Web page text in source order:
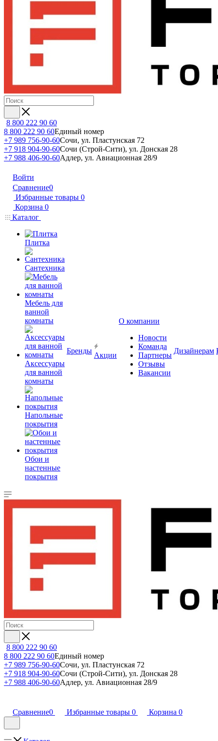
8 800 222 90 60
8 800 222 90 60Единый номер
+7 989 756-90-60Сочи, ул. Пластунская 72
+7 918 904-90-60Сочи (Строй-Сити), ул. Донская 28
+7 988 406-90-60Адлер, ул. Авиационная 28/9
Войти
Сравнение0
Избранные товары 0
Корзина 0
Каталог
Плитка
Сантехника
Мебель для
ванной
комнаты
Аксессуары
для ванной
комнаты
Напольные
покрытия
Обои и
настенные
покрытия
Бренды
Акции
О компании
Новости
Команда
Партнеры
Отзывы
Вакансии
Дизайнерам
8 800 222 90 60
8 800 222 90 60Единый номер
+7 989 756-90-60Сочи, ул. Пластунская 72
+7 918 904-90-60Сочи (Строй-Сити), ул. Донская 28
+7 988 406-90-60Адлер, ул. Авиационная 28/9
Сравнение0 Избранные товары 0 Корзина 0